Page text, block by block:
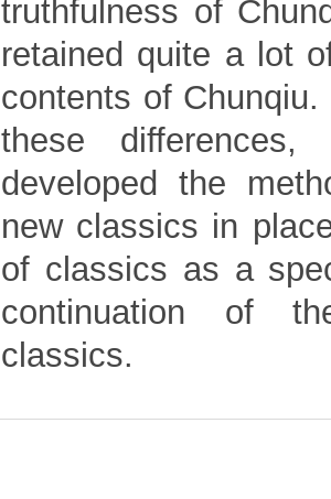
truthfulness of
retained quite a lot
contents of
these differences,
developed the
new classics in
of classics as a
continuation of
classics.